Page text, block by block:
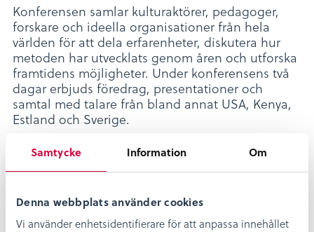
Samtycke Information Om
Denna webbplats använder cookies
Vi använder enhetsidentifierare för att anpassa innehållet
Konferensen samlar kulturaktörer, pedagoger,
forskare och ideella organisationer från hela
världen för att dela erfarenheter, diskutera hur
metoden har utvecklats genom åren och utforska
framtidens möjligheter. Under konferensens två
dagar erbjuds föredrag, presentationer och
samtal med talare från bland annat USA, Kenya,
Estland och Sverige.
Bridging Ages webbplats